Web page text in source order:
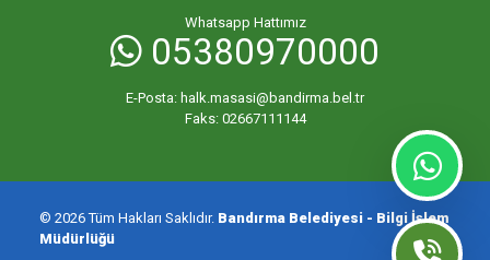
Whatsapp Hattımız
05380970000
E-Posta: halk.masasi@bandirma.bel.tr
Faks: 02667111144
© 2026 Tüm Hakları Saklıdır. Bandırma Belediyesi - Bilgi İşlem
Müdürlüğü